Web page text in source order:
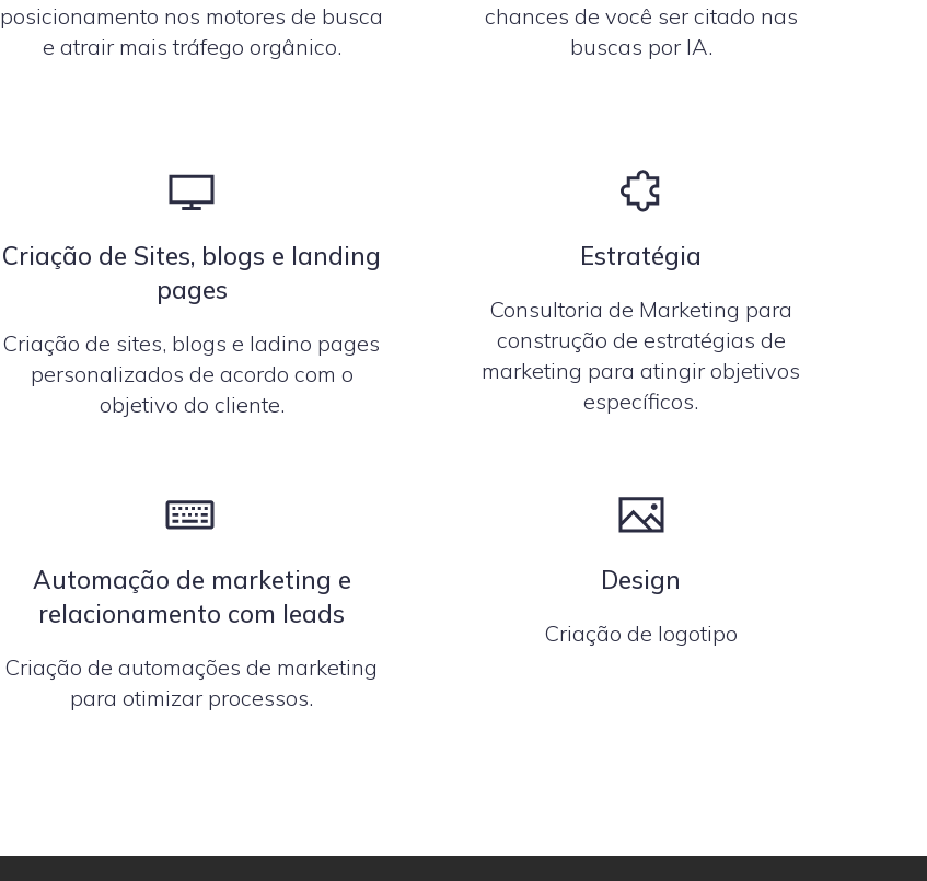
posicionamento nos motores de busca
e atrair mais tráfego orgânico.
chances de você ser citado nas
buscas por IA.
Criação de Sites, blogs e landing
pages
Criação de sites, blogs e ladino pages
personalizados de acordo com o
objetivo do cliente.
Estratégia
Consultoria de Marketing para
construção de estratégias de
marketing para atingir objetivos
específicos.
Automação de marketing e
relacionamento com leads
Criação de automações de marketing
para otimizar processos.
Design
Criação de logotipo